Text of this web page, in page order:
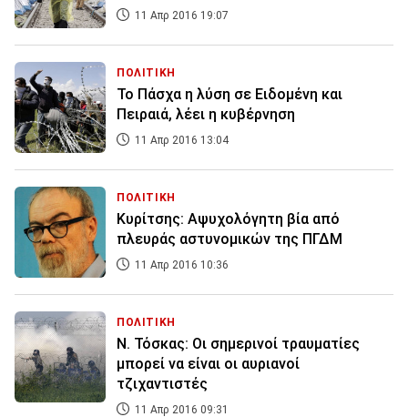
11 Απρ 2016 19:07
ΠΟΛΙΤΙΚΗ
Το Πάσχα η λύση σε Ειδομένη και
Πειραιά, λέει η κυβέρνηση
11 Απρ 2016 13:04
ΠΟΛΙΤΙΚΗ
Κυρίτσης: Αψυχολόγητη βία από
πλευράς αστυνομικών της ΠΓΔΜ
11 Απρ 2016 10:36
ΠΟΛΙΤΙΚΗ
Ν. Τόσκας: Οι σημερινοί τραυματίες
μπορεί να είναι οι αυριανοί
τζιχαντιστές
11 Απρ 2016 09:31